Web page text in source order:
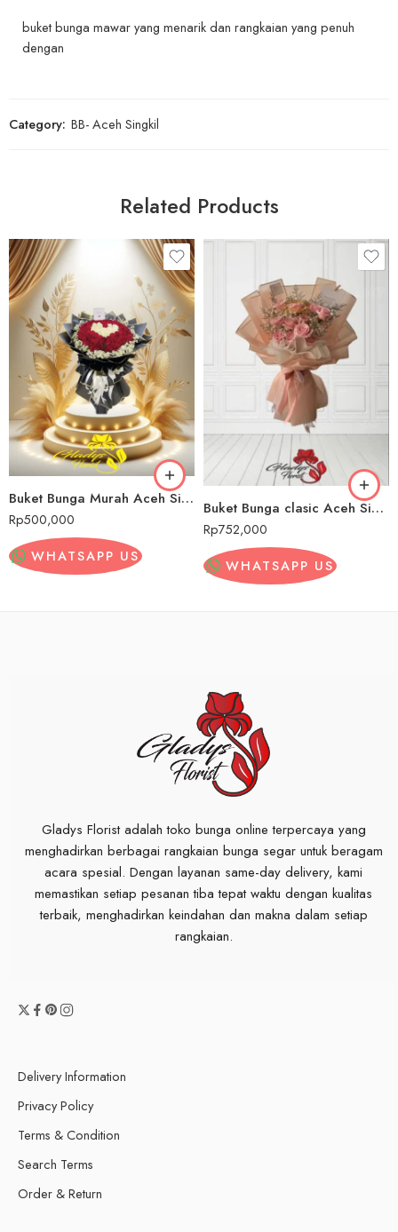
buket bunga mawar yang menarik dan rangkaian yang penuh
dengan
Category: BB- Aceh Singkil
Related Products
Buket Bunga Murah Aceh Singkil
Rp500,000
WHATSAPP US
Buket Bunga clasic Aceh Singkil
Rp752,000
WHATSAPP US
Gladys Florist adalah toko bunga online terpercaya yang
menghadirkan berbagai rangkaian bunga segar untuk beragam
acara spesial. Dengan layanan same-day delivery, kami
memastikan setiap pesanan tiba tepat waktu dengan kualitas
terbaik, menghadirkan keindahan dan makna dalam setiap
rangkaian.
Delivery Information
Privacy Policy
Terms & Condition
Search Terms
Order & Return